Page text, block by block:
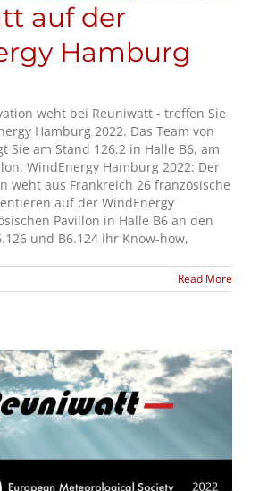
auf der
Hamburg
weht bei Reuniwatt - treffen Sie
Hamburg 2022. Das Team von
Sie am Stand 126.2 in Halle B6, am
WindEnergy Hamburg 2022: Der
weht aus Frankreich 26 französische
auf der WindEnergy
Pavillon in Halle B6 an den
und B6.124 ihr Know-how,
Read More